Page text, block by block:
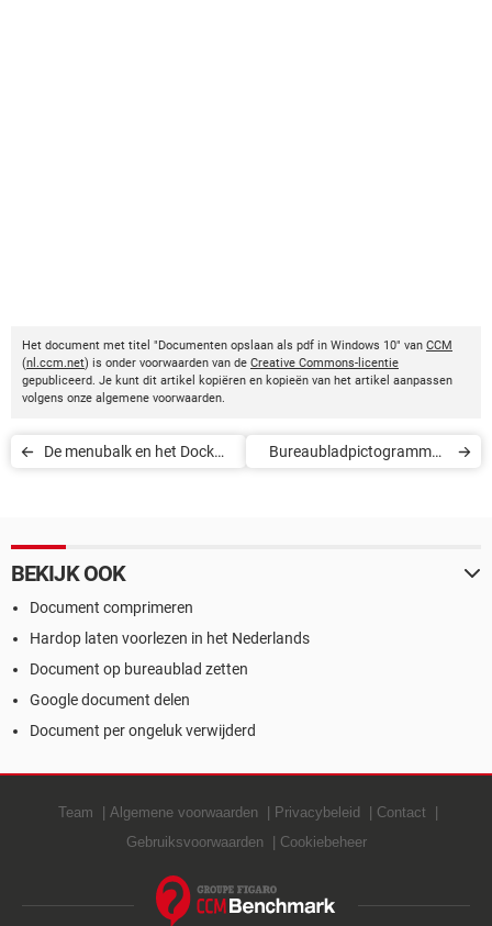
Het document met titel "Documenten opslaan als pdf in Windows 10" van CCM
(nl.ccm.net) is onder voorwaarden van de Creative Commons-licentie
gepubliceerd. Je kunt dit artikel kopiëren en kopieën van het artikel aanpassen
volgens onze algemene voorwaarden.
De menubalk en het Dock
Bureaubladpictogrammen
BEKIJK OOK
Document comprimeren
Hardop laten voorlezen in het Nederlands
Document op bureaublad zetten
Google document delen
Document per ongeluk verwijderd
Team Algemene voorwaarden Privacybeleid
Contact
Gebruiksvoorwaarden
Cookiebeheer